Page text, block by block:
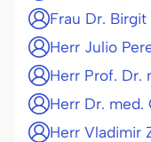
Frau Dr. Birgit
Herr Julio
Herr Prof. Dr.
Herr Dr. med.
Herr Vladimir